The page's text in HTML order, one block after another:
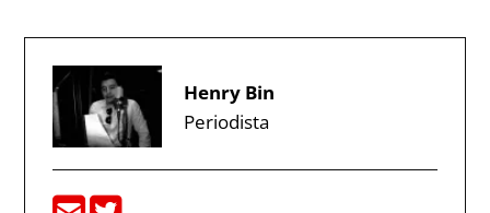
Henry Bin
Periodista